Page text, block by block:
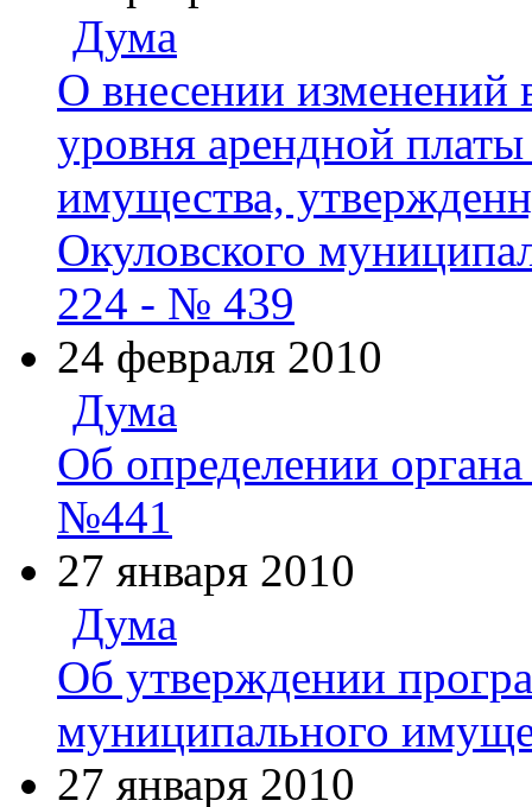
Дума
О внесении изменений
уровня арендной
имущества,
Окуловского
224 - № 439
24 февраля 2010
Дума
Об определении
№441
27 января 2010
Дума
Об утверждении
муниципального
27 января 2010